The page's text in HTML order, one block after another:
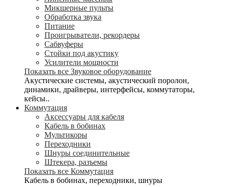
Микшерные пульты
Обработка звука
Питание
Проигрыватели, рекордеры
Сабвуферы
Стойки под акустику
Усилители мощности
Показать все Звуковое оборудование
Акустические системы, акустический поролон,
динамики, драйверы, интерфейсы, коммутаторы,
кейсы..
Коммутация
Аксессуары для кабеля
Кабель в бобинах
Мультикоры
Переходники
Шнуры соединительные
Штекера, разъемы
Показать все Коммутация
Кабель в бобинах, переходники, шнуры